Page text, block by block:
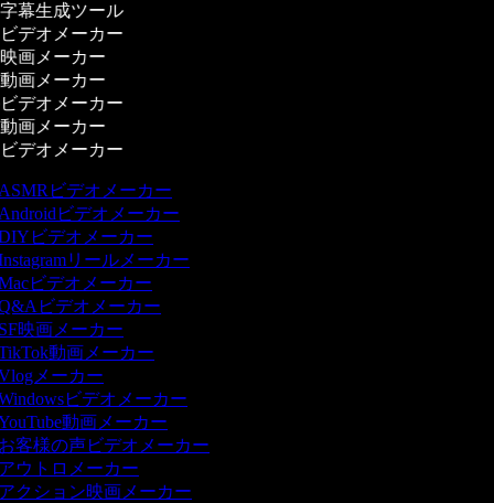
幕生成ツール
デオメーカー
画メーカー
画メーカー
デオメーカー
画メーカー
デオメーカー
ビデオメーカー
ビデオメーカー
ビデオメーカー
リールメーカー
ビデオメーカー
ビデオメーカー
映画メーカー
動画メーカー
メーカー
ビデオメーカー
動画メーカー
客様の声ビデオメーカー
ウトロメーカー
クション映画メーカー